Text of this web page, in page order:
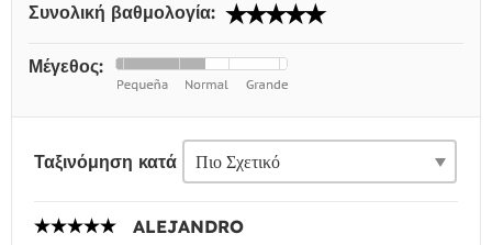
Συνολική βαθμολογία:
Μέγεθος:
Ταξινόμηση κατά
ALEJANDRO